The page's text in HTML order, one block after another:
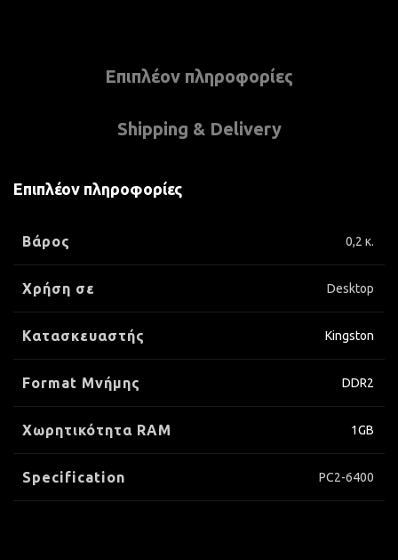
Επιπλέον πληροφορίες
Shipping & Delivery
Επιπλέον πληροφορίες
Βάρος 0,2 κ.
Χρήση σε Desktop
Κατασκευαστής Kingston
Format Μνήμης DDR2
Xωρητικότητα RAM 1GB
Specification PC2-6400